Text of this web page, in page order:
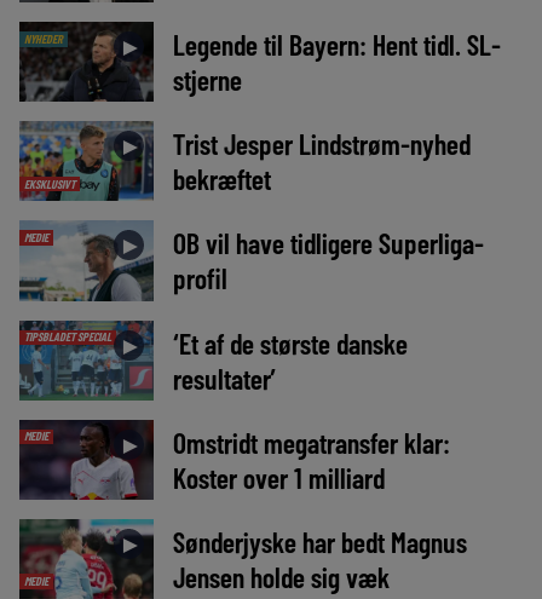
NYHEDER ►
Legende til Bayern: Hent tidl. SL-
stjerne
EKSKLUSIVT
►
Trist Jesper Lindstrøm-nyhed
bekræftet
MEDIE ►
OB vil have tidligere Superliga-
profil
TIPSBLADET SPECIAL ►
‘Et af de største danske
resultater’
MEDIE ►
Omstridt megatransfer klar:
Koster over 1 milliard
MEDIE
►
Sønderjyske har bedt Magnus
Jensen holde sig væk